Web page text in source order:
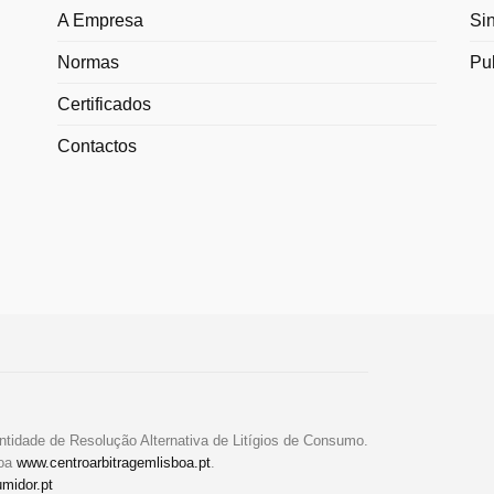
A Empresa
Normas
Certificados
Contactos
de Resolução Alternativa de Litígios de Consumo.
www.centroarbitragemlisboa.pt